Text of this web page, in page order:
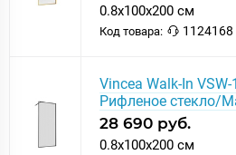
0.8x100x200 см
Код товара: 1124168
Vincea Walk-In
Рифленое стекло/
28 690 руб.
0.8x100x200 см